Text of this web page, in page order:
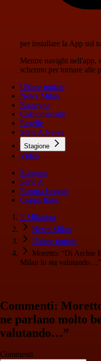
per installare la App sul
Mentre navighi nell'app,
schermo per tornare alle
Ultime notizie
News Milan
Rassegna
Calciomercato
Pagelle
Serie A News
Stagione
Video
Stagione
Serie A
Europa League
Coppa Italia
Il Milanista
News Milan
Ultime notizie
Moretto: “Di Archie
Milan lo sta valutando…”
Commenti:
ne parlano molto
valutando…”
Commenti